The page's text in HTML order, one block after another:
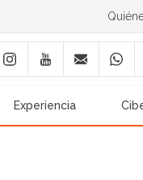
Experiencia